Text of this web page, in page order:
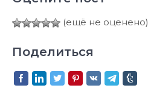
(ещё не оценено)
Поделиться